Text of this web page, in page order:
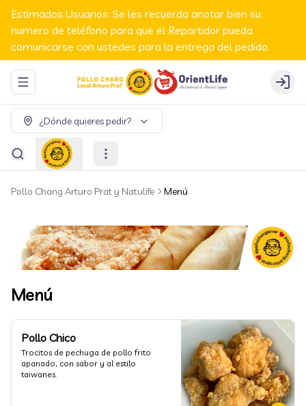
Estimados Usuarios: Se les recuerda anotar bien su
numero de teléfono para que el Repartidor pueda
comunicarse con ustedes para la entrega del pedido.
Abrir menu de navegación Login
¿Dónde quieres pedir?
Pollo Chang Arturo Prat y Natulife Menú
Menú
Pollo Chico
Trocitos de pechuga de pollo frito
apanado, con sabor y al estilo
taiwanes.